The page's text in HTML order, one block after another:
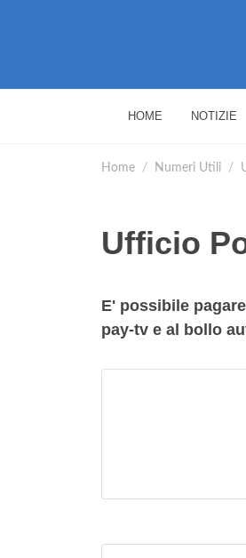
HOME NOTIZIE
Home Numeri Utili
Ufficio
E' possibile
pay-tv e al bollo